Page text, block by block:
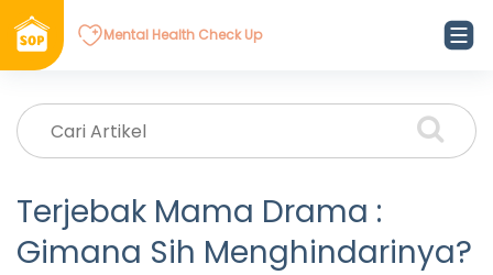
Mental Health Check Up
Terjebak Mama Drama :
Gimana Sih Menghindarinya?